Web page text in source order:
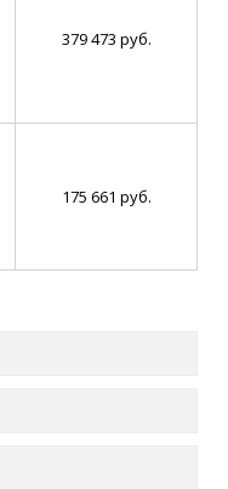
379 473 руб.
175 661 руб.